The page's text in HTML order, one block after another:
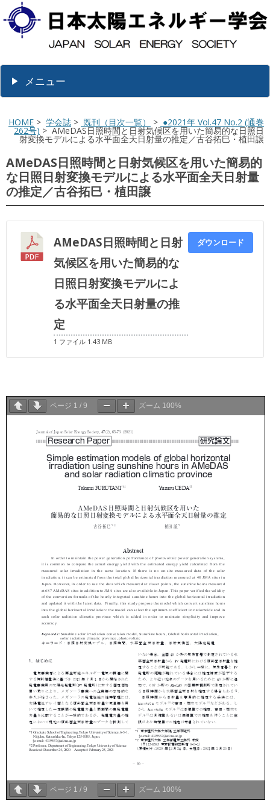
メニュー
HOME > 学会誌 > 既刊（目次一覧） > ●2021年 Vol.47 No.2 (通巻
262号) > AMeDAS日照時間と日射気候区を用いた簡易的な日照日
射変換モデルによる水平面全天日射量の推定／古谷拓巳・植田譲
AMeDAS日照時間と日射気候区を用いた簡易的
な日照日射変換モデルによる水平面全天日射量
の推定／古谷拓巳・植田譲
AMeDAS日照時間と日射
気候区を用いた簡易的な
日照日射変換モデルによ
る水平面全天日射量の推
定
1 ファイル 1.43 MB
ダウンロード
ページ 1 / 9 ズーム 100%
ページ 1 / 9 ズーム 100%